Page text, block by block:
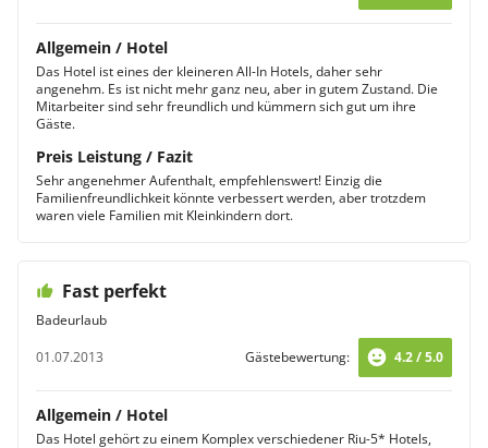
Allgemein / Hotel
Das Hotel ist eines der kleineren All-In Hotels, daher sehr
angenehm. Es ist nicht mehr ganz neu, aber in gutem Zustand. Die
Mitarbeiter sind sehr freundlich und kümmern sich gut um ihre
Gäste.
Preis Leistung / Fazit
Sehr angenehmer Aufenthalt, empfehlenswert! Einzig die
Familienfreundlichkeit könnte verbessert werden, aber trotzdem
waren viele Familien mit Kleinkindern dort.
Fast perfekt
Badeurlaub
01.07.2013
Gästebewertung: 4.2 / 5.0
Allgemein / Hotel
Das Hotel gehört zu einem Komplex verschiedener Riu-5* Hotels,